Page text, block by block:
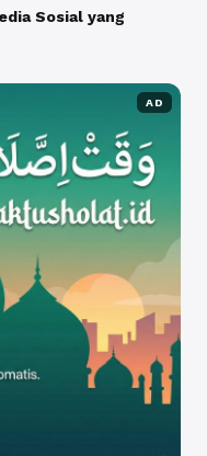
Sosial yang
AD